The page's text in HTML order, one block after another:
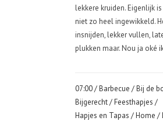
lekkere kruiden. Eigenlijk
niet zo heel ingewikkeld.
insnijden, lekker vullen,
plukken maar. Nou ja oké
07:00 /Barbecue /Bij de
Bijgerecht/Feesthapjes /
Hapjes en Tapas /Home /